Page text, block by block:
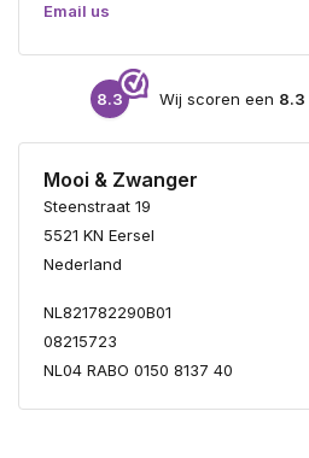
Email us
8.3 Wij scoren een 8.3
Mooi & Zwanger
Steenstraat 19
5521 KN Eersel
Nederland
NL821782290B01
08215723
NL04 RABO 0150 8137 40